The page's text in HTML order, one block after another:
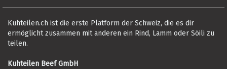
Kuhteilen.ch ist die erste Platform der Schweiz, die es dir
ermöglicht zusammen mit anderen ein Rind, Lamm oder Söili zu
teilen.
Kuhteilen Beef GmbH